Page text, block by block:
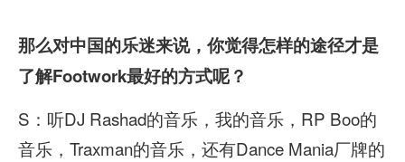
那么对中国的乐迷来说，你觉得怎样的途径才是
了解Footwork最好的方式呢？
S：听DJ Rashad的音乐，我的音乐，RP Boo的
音乐，Traxman的音乐，还有Dance Mania厂牌的